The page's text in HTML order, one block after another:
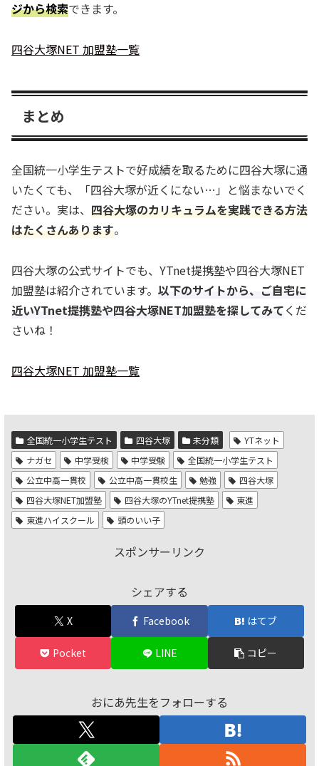
ジから検索できます。
四谷大塚NET 加盟塾一覧
まとめ
全国統一小学生テストで好成績を取るために四谷大塚に通
いたくても、「四谷大塚が近くにない…」と悩まないでく
ださい。実は、 四谷大塚のカリキュラムを実践できる方法
はたくさんあります。
四谷大塚の公式サイトでも、YTnet提携塾や四谷大塚NET
加盟塾は紹介されています。 以下のサイトから、ご自宅に
近いYTnet提携塾や四谷大塚NET加盟塾を探してみてくだ
さいね！
四谷大塚NET 加盟塾一覧
全国統一小学生テスト 四谷大塚 未分類
YTネット
ナガセ
中学受検 中学受験
全国統一小学生テスト
公立中高一貫校
公立中高一貫校生 勉強
四谷大塚
四谷大塚NET加盟塾
四谷大塚のYTnet提携塾
東進
東進ハイスクール
頭のいい子
スポンサーリンク
シェアする
X Facebook はてブ
Pocket LINE コピー
おにあ先生をフォローする